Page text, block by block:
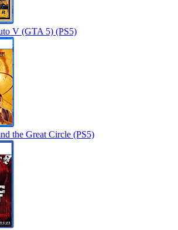
V (GTA 5) (PS5)
the Great Circle (PS5)